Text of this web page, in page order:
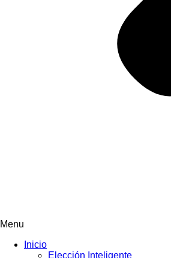
Menu
Inicio
Elección Inteligente